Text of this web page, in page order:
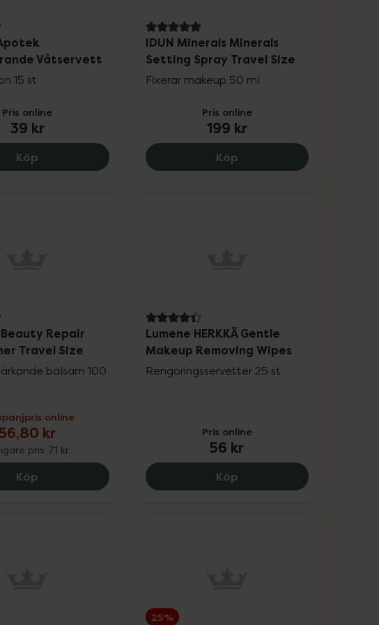
Duo, 329 kr.
Våtservett
15 st
Pris online
39 kr
Köp Kronans Apotek Desinficerande Våtservett, 39 kr.
5 av 5 i omdöme
IDUN Minerals Minerals
Setting Spray Travel Size
Fixerar makeup 50 ml
Pris online
199 kr
KöpIDUN Minerals Minerals
25 kr.
Repair
Travel Size
balsam 100
online
56,80 kr
pris: 71 kr
Köp Ida Warg Beauty Repair Conditioner Travel Size, 56.8 kr.
4.4 av 5 i omdöme
Lumene HERKKÄ Gentle
Makeup Removing Wipes
Rengöringsservetter 25 st
Pris online
56 kr
KöpLumene HERKKÄ Gentle
25%